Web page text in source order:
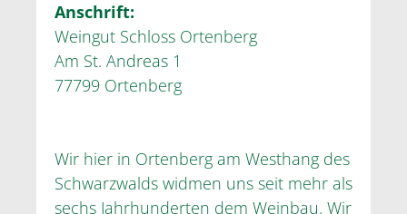
Anschrift:
Weingut Schloss Ortenberg
Am St. Andreas 1
77799 Ortenberg
Wir hier in Ortenberg am Westhang des
Schwarzwalds widmen uns seit mehr als
sechs Jahrhunderten dem Weinbau. Wir